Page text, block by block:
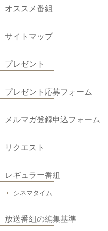
オススメ番組
サイトマップ
プレゼント
プレゼント応募フォーム
メルマガ登録申込フォーム
リクエスト
レギュラー番組
シネマタイム
放送番組の編集基準